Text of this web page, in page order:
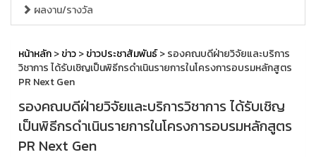
ผลงาน/รางวัล
หน้าหลัก>ข่าว>ข่าวประชาสัมพันธ์> รองคณบดีฝ่ายวิจัยและบริการ
วิชาการ ได้รับเชิญเป็นพิธีกรดำเนินรายการในโครงการอบรมหลักสูตร
PR Next Gen
รองคณบดีฝ่ายวิจัยและบริการวิชาการ ได้รับเชิญ
เป็นพิธีกรดำเนินรายการในโครงการอบรมหลักสูตร
PR Next Gen